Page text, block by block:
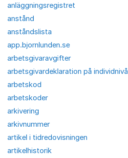
anläggningsregistret
anstånd
anståndslista
app.bjornlunden.se
arbetsgivaravgifter
arbetsgivardeklaration på individnivå
arbetskod
arbetskoder
arkivering
arkivnummer
artikel i tidredovisningen
artikelhistorik